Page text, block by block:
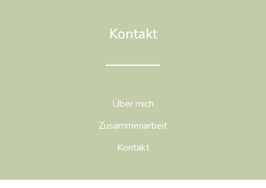
Kontakt
Über mich
Zusammenarbeit
Kontakt